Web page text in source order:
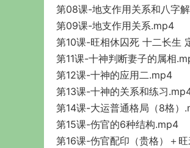
第08课-地支作用关系和八字
第09课-地支作用关系.mp4
第10课-旺相休囚死 十二长生
第11课-十神判断妻子的属相
第12课-十神的应用二.mp4
第13课-十神的关系和练习
第14课-大运普通格局（8格）
第15课-伤官的6种结构.mp4
第16课-伤官配印（贵格）＋